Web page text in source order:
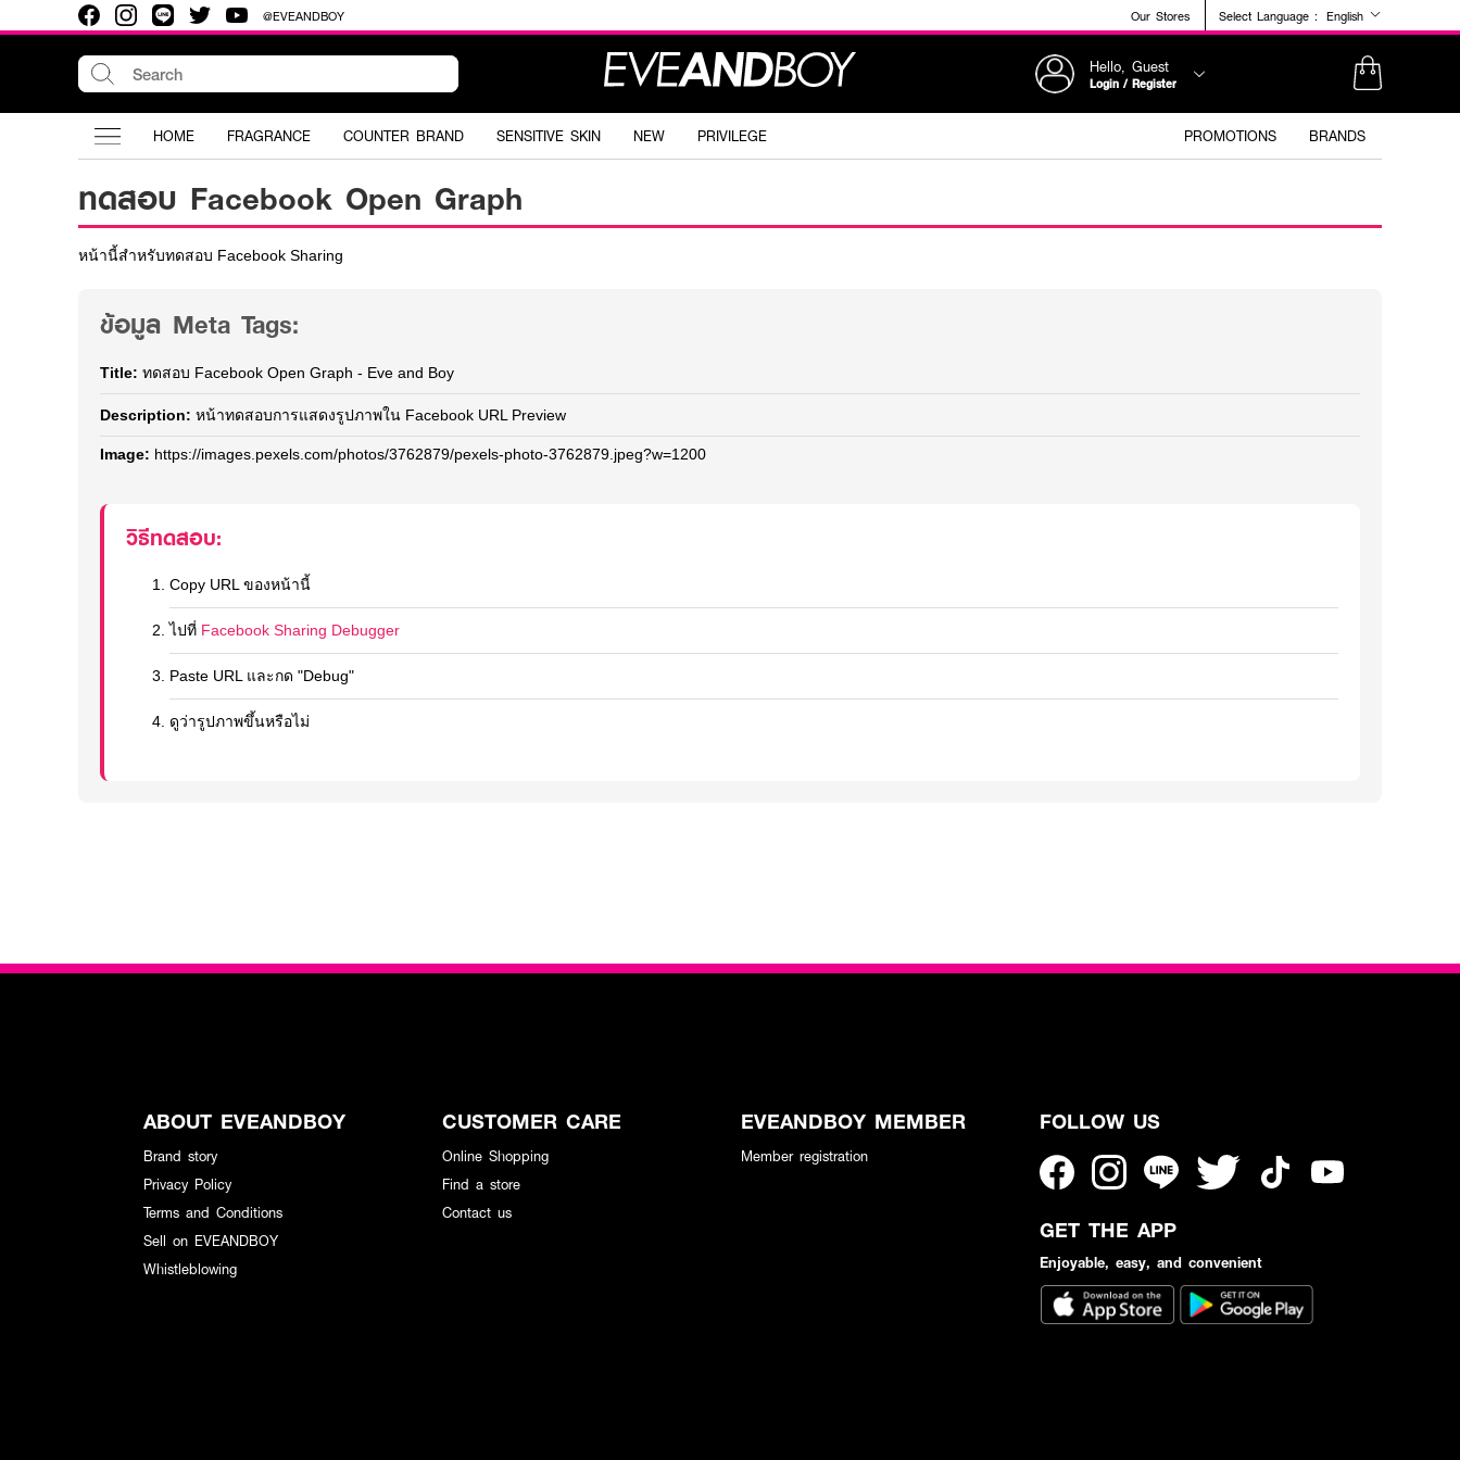
@EVEANDBOY Our Stores Select Language : English
Hello, Guest
Login / Register
HOME FRAGRANCE COUNTER BRAND SENSITIVE SKIN NEW PRIVILEGE PROMOTIONS BRANDS
ทดสอบ Facebook Open Graph
หน้านี้สำหรับทดสอบ Facebook Sharing
ข้อมูล Meta Tags:
Title: ทดสอบ Facebook Open Graph - Eve and Boy
Description: หน้าทดสอบการแสดงรูปภาพใน Facebook URL Preview
Image: https://images.pexels.com/photos/3762879/pexels-photo-3762879.jpeg?w=1200
วิธีทดสอบ:
Copy URL ของหน้านี้
ไปที่ Facebook Sharing Debugger
Paste URL และกด "Debug"
ดูว่ารูปภาพขึ้นหรือไม่
ABOUT EVEANDBOY
Brand story
Privacy Policy
Terms and Conditions
Sell on EVEANDBOY
Whistleblowing
CUSTOMER CARE
Online Shopping
Find a store
Contact us
EVEANDBOY MEMBER
Member registration
FOLLOW US
GET THE APP
Enjoyable, easy, and convenient